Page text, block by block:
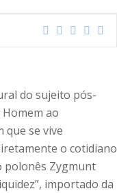
do sujeito pós-
ao
que se vive
o cotidiano
polonês Zygmunt
importado da